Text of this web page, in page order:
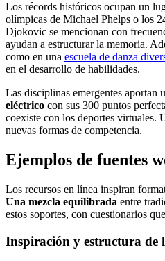
Los récords históricos ocupan un
olímpicas de Michael Phelps o los
Djokovic se mencionan con
ayudan a estructurar la memoria.
como en una escuela de danza
en el desarrollo de habilidades.
Las disciplinas emergentes aportan
eléctrico con sus 300 puntos
coexiste con los deportes virtuales.
nuevas formas de competencia.
Ejemplos de fuentes
Los recursos en línea inspiran
Una mezcla equilibrada entre
estos soportes, con cuestionarios
Inspiración y estructura de